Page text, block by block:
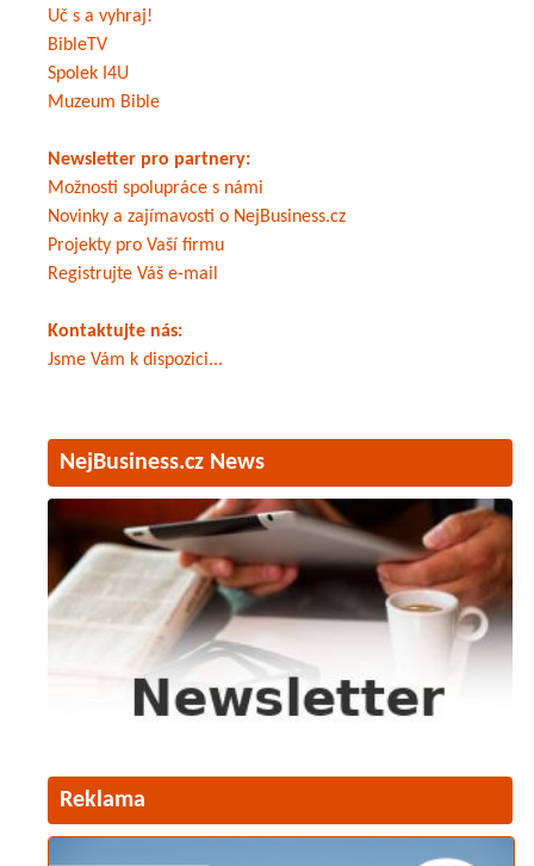
Uč s a vyhraj!
BibleTV
Spolek I4U
Muzeum Bible
Newsletter pro partnery:
Možnosti spolupráce s námi
Novinky a zajímavosti o NejBusiness.cz
Projekty pro Vaší firmu
Registrujte Váš e-mail
Kontaktujte nás:
Jsme Vám k dispozici...
NejBusiness.cz News
Reklama